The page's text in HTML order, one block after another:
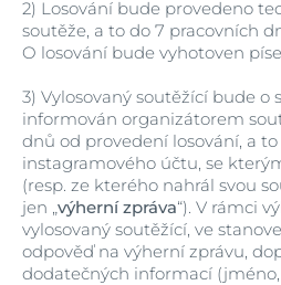
2) Losování bude provedeno
soutěže, a to do 7 pracovních
O losování bude vyhotoven
3) Vylosovaný soutěžící bude o
informován organizátorem
dnů od provedení losování, a
instagramového účtu, se
(resp. ze kterého nahrál svou
jen „výherní zpráva“). V rámci
vylosovaný soutěžící, ve
odpověď na výherní zprávu,
dodatečných informací